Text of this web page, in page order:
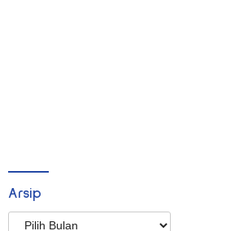
Arsip
Arsip